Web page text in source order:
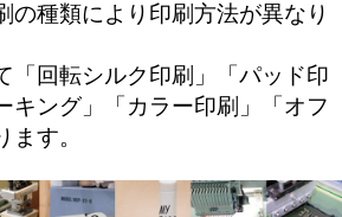
の種類により印刷方法が異なり
「 回転シルク印刷 」「 パッド印
キング」「 カラー印刷 」「 オフ
ます。